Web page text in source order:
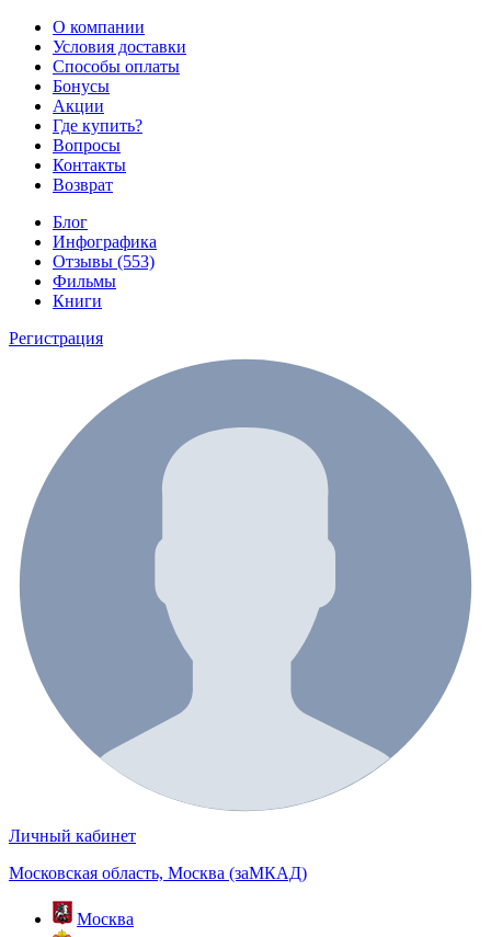
О компании
Условия доставки
Способы оплаты
Бонусы
Акции
Где купить?
Вопросы
Контакты
Возврат
Блог
Инфографика
Отзывы (553)
Фильмы
Книги
Регистрация
Личный кабинет
Московская область, Москва (заМКАД)
Москва